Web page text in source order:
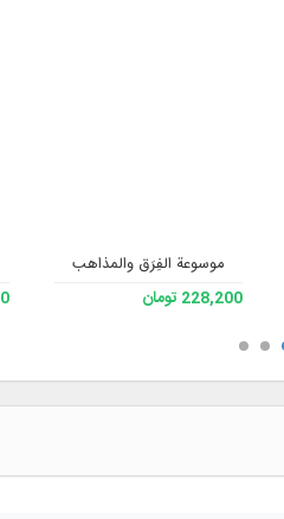
موسوعة الفِرَق والمذاهب
228,200 تومان